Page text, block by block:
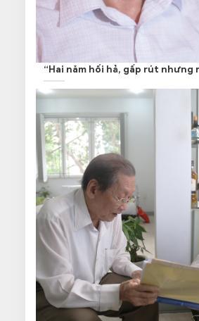
“Hai năm hối hả, gấp rút nhưng